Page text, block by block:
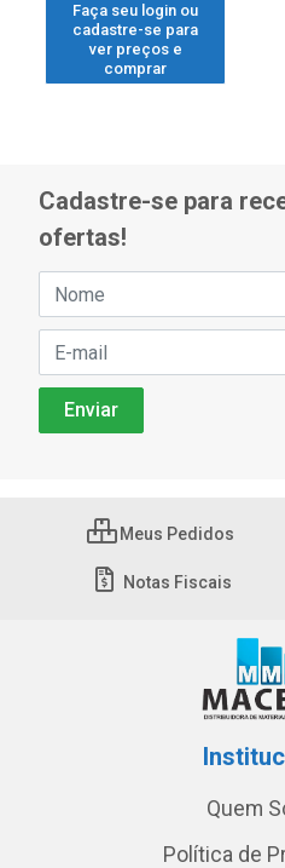
Faça seu login ou
cadastre-se para
ver preços e
comprar
Cadastre-se para
ofertas!
Meus Pedidos
Notas Fiscais
Quem
Política de